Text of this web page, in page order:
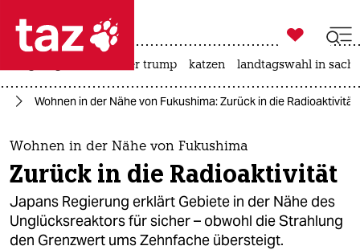
 taz zahl ich
taz zahl ich
themen
politik
öko

taz zahl ich
usa unter trump katzen landtagswahl in
Wohnen in der Nähe von Fukushima: Zurück in die Radioaktivität
Wohnen in der Nähe von Fukushima
Zurück in die Radioaktivität
Japans Regierung erklärt Gebiete in der Nähe des
Unglücksreaktors für sicher – obwohl die Strahlung
den Grenzwert ums Zehnfache übersteigt.